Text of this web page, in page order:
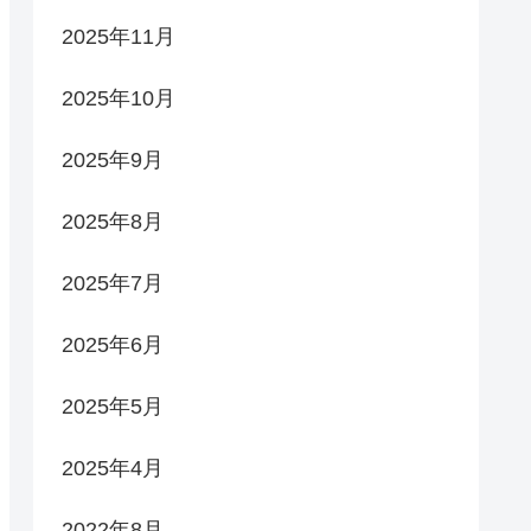
2025年11月
2025年10月
2025年9月
2025年8月
2025年7月
2025年6月
2025年5月
2025年4月